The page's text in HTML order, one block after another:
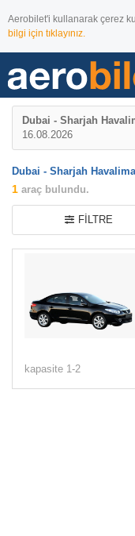
Aerobilet'i kullanarak çerez
bilgi için tıklayınız.
Dubai - Sharjah
16.08.2026
Dubai - Sharjah
1 araç bulundu.
FILTRE
kapasite 1-2